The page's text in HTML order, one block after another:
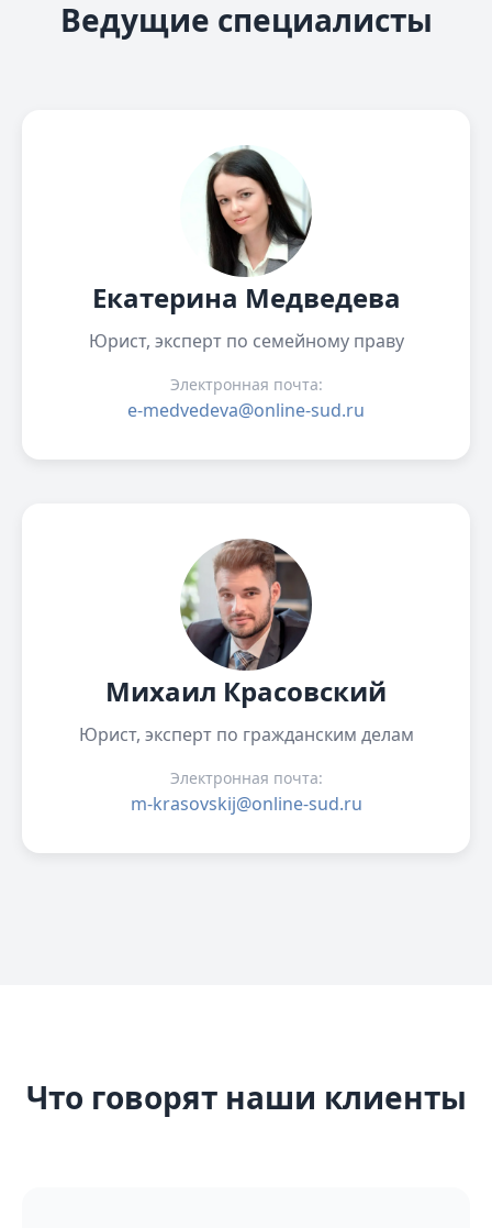
Ведущие специалисты
Екатерина Медведева
Юрист, эксперт по семейному праву
Электронная почта:
e-medvedeva@online-sud.ru
Михаил Красовский
Юрист, эксперт по гражданским делам
Электронная почта:
m-krasovskij@online-sud.ru
Что говорят наши клиенты